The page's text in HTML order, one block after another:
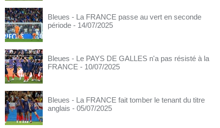
Bleues - La FRANCE passe au vert en seconde
période - 14/07/2025
Bleues - Le PAYS DE GALLES n'a pas résisté à la
FRANCE - 10/07/2025
Bleues - La FRANCE fait tomber le tenant du titre
anglais - 05/07/2025